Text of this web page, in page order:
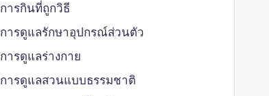
การกินที่ถูกวิธี
การดูแลรักษาอุปกรณ์ส่วนตัว
การดูแลร่างกาย
การดูแลสวนแบบธรรมชาติ